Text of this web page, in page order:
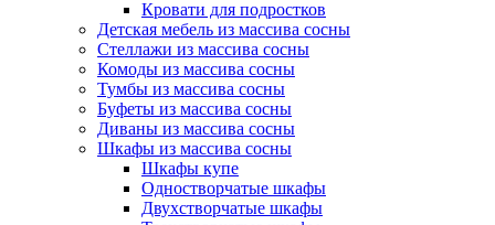
Кровати для подростков
Детская мебель из массива сосны
Стеллажи из массива сосны
Комоды из массива сосны
Тумбы из массива сосны
Буфеты из массива сосны
Диваны из массива сосны
Шкафы из массива сосны
Шкафы купе
Одностворчатые шкафы
Двухстворчатые шкафы